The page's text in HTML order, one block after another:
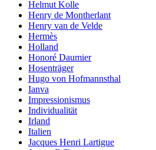
Helmut Kolle
Henry de Montherlant
Henry van de Velde
Hermès
Holland
Honoré Daumier
Hosenträger
Hugo von Hofmannsthal
Ianva
Impressionismus
Individualität
Irland
Italien
Jacques Henri Lartigue